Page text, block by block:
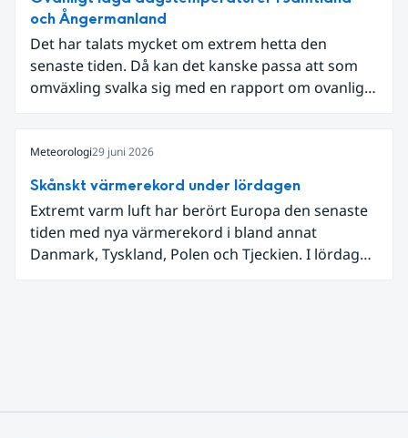
och Ångermanland
Det har talats mycket om extrem hetta den
senaste tiden. Då kan det kanske passa att som
omväxling svalka sig med en rapport om ovanligt
Meteorologi29 juni 2026
Skånskt värmerekord under lördagen
Extremt varm luft har berört Europa den senaste
tiden med nya värmerekord i bland annat
Danmark, Tyskland, Polen och Tjeckien. I lördags